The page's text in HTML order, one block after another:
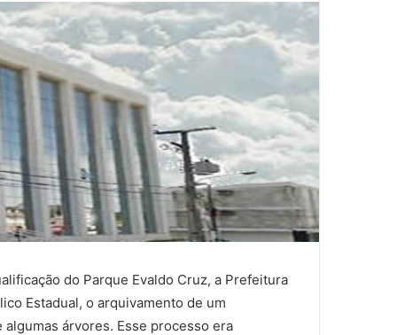
do Parque Evaldo Cruz, a Prefeitura
Estadual, o arquivamento de um
árvores. Esse processo era